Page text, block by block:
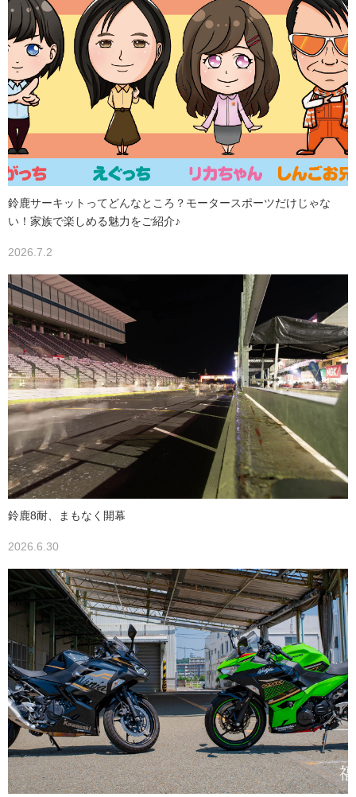
鈴鹿サーキットってどんなところ？モータースポーツだけじゃな
い！家族で楽しめる魅力をご紹介♪
2026.7.2
鈴鹿8耐、まもなく開幕
2026.6.30